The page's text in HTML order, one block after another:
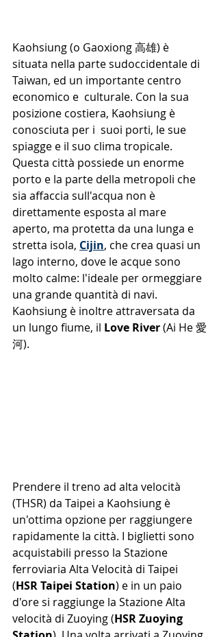
Kaohsiung (o Gaoxiong 高雄) è
situata nella parte sudoccidentale di
Taiwan, ed un importante centro
economico e  culturale. Con la sua
posizione costiera, Kaohsiung è
conosciuta per i  suoi porti, le sue
spiagge e il suo clima tropicale.
Questa città possiede un enorme
porto e la parte della metropoli che
sia affaccia sull'acqua non è
direttamente esposta al mare
aperto, ma protetta da una lunga e
stretta isola, Cijin, che crea quasi un
lago interno, dove le acque sono
molto calme: l'ideale per ormeggiare
una grande quantità di navi.
Kaohsiung è inoltre attraversata da
un lungo fiume, il Love River (Ai He 愛
河).
Prendere il treno ad alta velocità
(THSR) da Taipei a Kaohsiung è
un'ottima opzione per raggiungere
rapidamente la città. I biglietti sono
acquistabili presso la Stazione
ferroviaria Alta Velocità di Taipei
(HSR Taipei Station) e in un paio
d'ore si raggiunge la Stazione Alta
velocità di Zuoying (HSR Zuoying